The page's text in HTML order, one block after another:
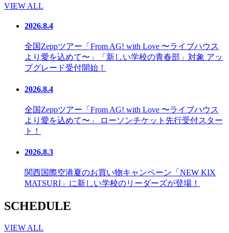
VIEW ALL
2026.8.4
全国Zeppツアー「From AG! with Love 〜ライブハウス
より愛を込めて〜」「新しい学校の青春部」対象 アッ
プグレード受付開始！
2026.8.4
全国Zeppツアー「From AG! with Love 〜ライブハウス
より愛を込めて〜」 ローソンチケット先行受付スター
ト！
2026.8.3
関西国際空港夏のお買い物キャンペーン「NEW KIX
MATSURI」に新しい学校のリーダーズが登場！
SCHEDULE
VIEW ALL